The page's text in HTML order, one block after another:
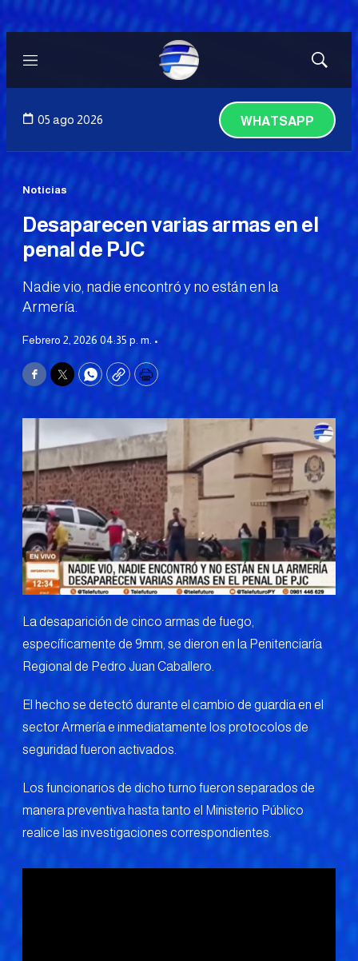
Menú
Mostrar
05 ago 2026 WHATSAPP
Noticias
Desaparecen varias armas en el
penal de PJC
Nadie vio, nadie encontró y no están en la
Armería.
Febrero 2, 2026 04:35 p. m. •
Facebook
TwitterWhatsApp
CopyPrint
La desaparición de cinco armas de fuego,
específicamente de 9mm, se dieron en la Penitenciaría
Regional de Pedro Juan Caballero.
El hecho se detectó durante el cambio de guardia en el
sector Armería e inmediatamente los protocolos de
seguridad fueron activados.
Los funcionarios de dicho turno fueron separados de
manera preventiva hasta tanto el Ministerio Público
realice las investigaciones correspondientes.